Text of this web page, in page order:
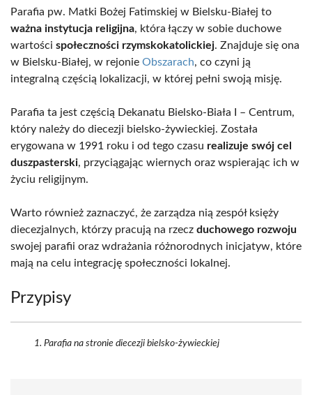
Parafia pw. Matki Bożej Fatimskiej w Bielsku-Białej to
ważna instytucja religijna, która łączy w sobie duchowe
wartości społeczności rzymskokatolickiej. Znajduje się ona
w Bielsku-Białej, w rejonie Obszarach, co czyni ją
integralną częścią lokalizacji, w której pełni swoją misję.
Parafia ta jest częścią Dekanatu Bielsko-Biała I – Centrum,
który należy do diecezji bielsko-żywieckiej. Została
erygowana w 1991 roku i od tego czasu realizuje swój cel
duszpasterski, przyciągając wiernych oraz wspierając ich w
życiu religijnym.
Warto również zaznaczyć, że zarządza nią zespół księży
diecezjalnych, którzy pracują na rzecz duchowego rozwoju
swojej parafii oraz wdrażania różnorodnych inicjatyw, które
mają na celu integrację społeczności lokalnej.
Przypisy
Parafia na stronie diecezji bielsko-żywieckiej